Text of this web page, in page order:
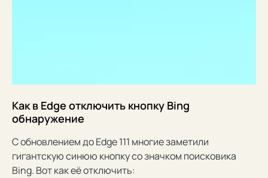
Как в Edge отключить кнопку Bing
обнаружение
С обновлением до Edge 111 многие заметили
гигантскую синюю кнопку со значком поисковика
Bing. Вот как её отключить: